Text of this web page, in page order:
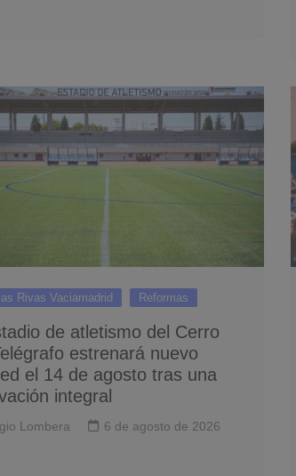
Rivas Vaciamadrid Reformas
de atletismo del Cerro
estrenará nuevo
el 14 de agosto tras una
integral
Lombera
6 de agosto de 2026